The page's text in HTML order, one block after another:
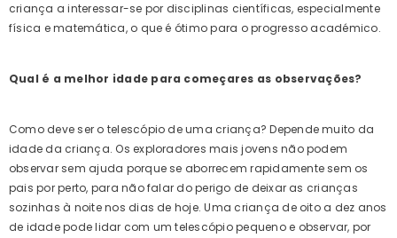
criança a interessar-se por disciplinas científicas, especialmente
física e matemática, o que é ótimo para o progresso académico.
Qual é a melhor idade para começares as observações?
Como deve ser o telescópio de uma criança? Depende muito da
idade da criança. Os exploradores mais jovens não podem
observar sem ajuda porque se aborrecem rapidamente sem os
pais por perto, para não falar do perigo de deixar as crianças
sozinhas à noite nos dias de hoje. Uma criança de oito a dez anos
de idade pode lidar com um telescópio pequeno e observar, por